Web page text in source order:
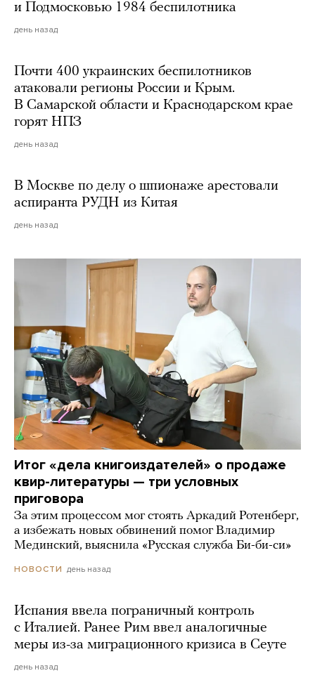
и Подмосковью 1984 беспилотника
день назад
Почти 400 украинских беспилотников
атаковали регионы России и Крым.
В Самарской области и Краснодарском крае
горят НПЗ
день назад
В Москве по делу о шпионаже арестовали
аспиранта РУДН из Китая
день назад
Итог «дела книгоиздателей» о продаже
квир-литературы — три условных
приговора
За этим процессом мог стоять Аркадий Ротенберг,
а избежать новых обвинений помог Владимир
Мединский, выяснила «Русская служба Би-би-си»
НОВОСТИ день назад
Испания ввела пограничный контроль
с Италией. Ранее Рим ввел аналогичные
меры из-за миграционного кризиса в Сеуте
день назад